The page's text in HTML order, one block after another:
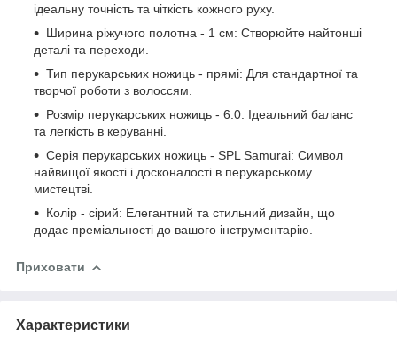
ідеальну точність та чіткість кожного руху.
Ширина ріжучого полотна - 1 см: Створюйте найтонші
деталі та переходи.
Тип перукарських ножиць - прямі: Для стандартної та
творчої роботи з волоссям.
Розмір перукарських ножиць - 6.0: Ідеальний баланс
та легкість в керуванні.
Серія перукарських ножиць - SPL Samurai: Символ
найвищої якості і досконалості в перукарському
мистецтві.
Колір - сірий: Елегантний та стильний дизайн, що
додає преміальності до вашого інструментарію.
Приховати
Характеристики